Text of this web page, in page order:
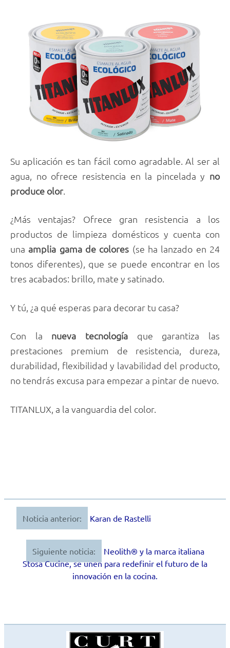
Su aplicación es tan fácil como agradable. Al ser al
agua, no ofrece resistencia en la pincelada y no
produce olor.
¿Más ventajas? Ofrece gran resistencia a los
productos de limpieza domésticos y cuenta con
una amplia gama de colores (se ha lanzado en 24
tonos diferentes), que se puede encontrar en los
tres acabados: brillo, mate y satinado.
Y tú, ¿a qué esperas para decorar tu casa?
Con la nueva tecnología que garantiza las
prestaciones premium de resistencia, dureza,
durabilidad, flexibilidad y lavabilidad del producto,
no tendrás excusa para empezar a pintar de nuevo.
TITANLUX, a la vanguardia del color.
Navegación
entradas
Noticia anterior: Karan de Rastelli
Siguiente noticia:
Neolith® y la marca italiana
Stosa Cucine, se unen para redefinir el futuro de la
innovación en la cocina.